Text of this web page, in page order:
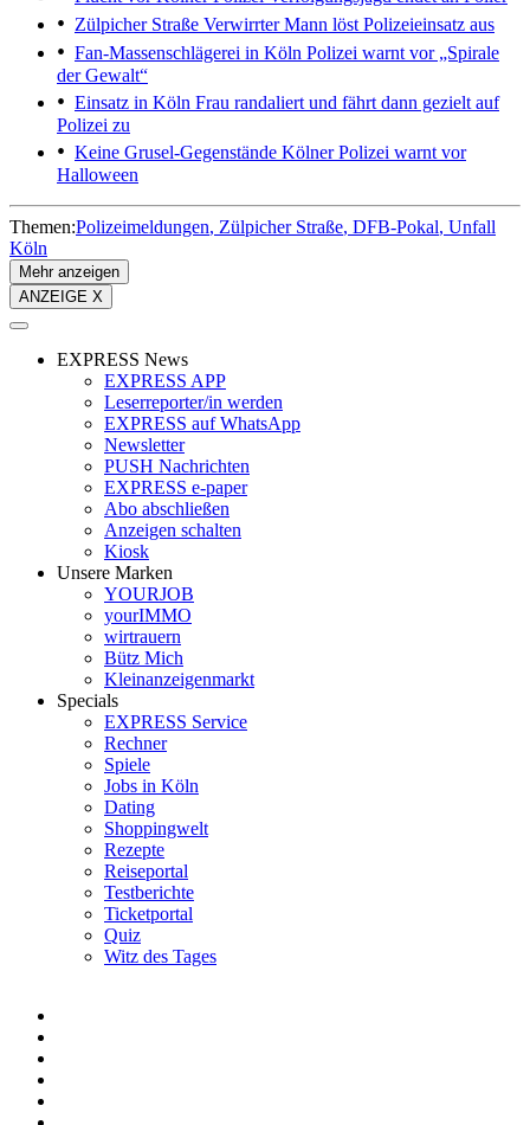
Zülpicher Straße Verwirrter Mann löst Polizeieinsatz aus
Fan-Massenschlägerei in Köln Polizei warnt vor „Spirale
der Gewalt“
Einsatz in Köln Frau randaliert und fährt dann gezielt auf
Polizei zu
Keine Grusel-Gegenstände Kölner Polizei warnt vor
Halloween
Themen:Polizeimeldungen Zülpicher Straße DFB-Pokal Unfall
Köln
Mehr anzeigen
ANZEIGE X
EXPRESS News
EXPRESS APP
Leserreporter/in werden
EXPRESS auf WhatsApp
Newsletter
PUSH Nachrichten
EXPRESS e-paper
Abo abschließen
Anzeigen schalten
Kiosk
Unsere Marken
YOURJOB
yourIMMO
wirtrauern
Bütz Mich
Kleinanzeigenmarkt
Specials
EXPRESS Service
Rechner
Spiele
Jobs in Köln
Dating
Shoppingwelt
Rezepte
Reiseportal
Testberichte
Ticketportal
Quiz
Witz des Tages